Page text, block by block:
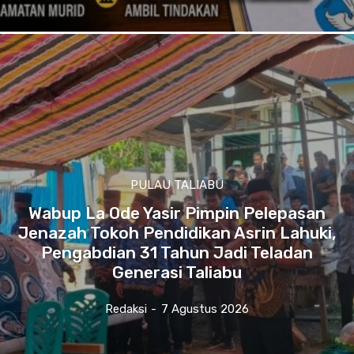
PULAU TALIABU
Wabup La Ode Yasir Pimpin Pelepasan
Jenazah Tokoh Pendidikan Asrin Lahuki,
Pengabdian 31 Tahun Jadi Teladan
Generasi Taliabu
Redaksi - 7 Agustus 2026